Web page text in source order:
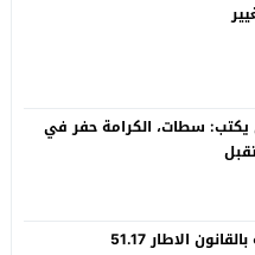
سطات، الكرامة حفر في
الاطار 51.17